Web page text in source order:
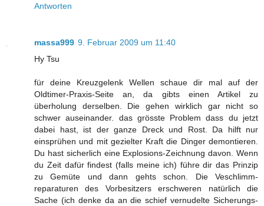
Antworten
massa999 9. Februar 2009 um 11:40
Hy Tsu
für deine Kreuzgelenk Wellen schaue dir mal auf der
Oldtimer-Praxis-Seite an, da gibts einen Artikel zu
überholung derselben. Die gehen wirklich gar nicht so
schwer auseinander. das grösste Problem dass du jetzt
dabei hast, ist der ganze Dreck und Rost. Da hilft nur
einsprühen und mit gezielter Kraft die Dinger demontieren.
Du hast sicherlich eine Explosions-Zeichnung davon. Wenn
du Zeit dafür findest (falls meine ich) führe dir das Prinzip
zu Gemüte und dann gehts schon. Die Veschlimm-
reparaturen des Vorbesitzers erschweren natürlich die
Sache (ich denke da an die schief vernudelte Sicherungs-